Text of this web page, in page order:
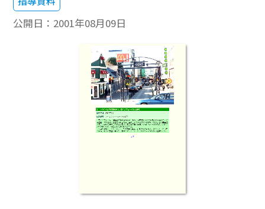
公開日： 2001年08月09日